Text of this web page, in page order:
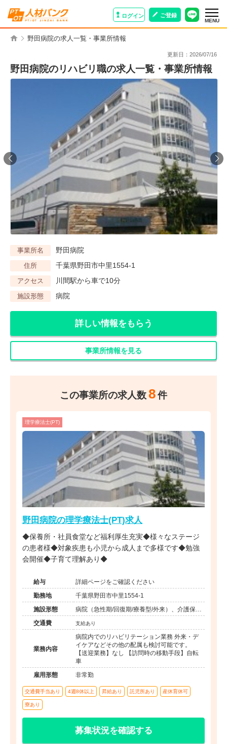
ログイン ご登録
MENU
野田病院の求人一覧・事業所情報
更新日： 2026/07/16
野田病院のリハビリ職の求人一覧・事業所情報
事業所名 野田病院
住所 千葉県野田市中里1554-1
アクセス 川間駅から車で10分
施設形態 病院
詳しい情報をもらう
事業所情報を見る
この事業所の求人数8件
理学療法士(PT)
野田病院の理学療法士(PT)求人
◆保養所・社員食堂など福利厚生充実◆様々なステージ
の患者様◆対象疾患も小児から成人まで多様です◆勉強
会開催◆子育て理解あり◆
給与
詳細ページをご確認ください
勤務地
千葉県野田市中里1554-1
施設形態
病院（急性期/回復期/療養型/外来）、介護保険
関連施設（デイケア/訪問看護・リハ）
交通費 支給あり
業務内容
病院内でのリハビリテーション業務 外来・デ
イケアなどその他の配属も検討可能です。
【送迎業務】なし 【訪問時の移動手段】自転
車
雇用形態
非常勤
交通費手当あり 4週8休以上 昇給あり 託児所あり 産休育休可
寮あり
募集状況を確認する